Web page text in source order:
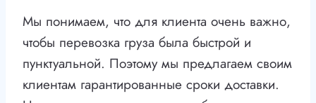
Мы понимаем, что для клиента очень важно,
чтобы перевозка груза была быстрой и
пунктуальной. Поэтому мы предлагаем своим
клиентам гарантированные сроки доставки.